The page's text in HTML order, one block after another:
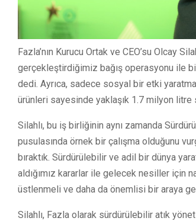
Fazla’nın Kurucu Ortak ve CEO’su Olcay
gerçekleştirdiğimiz bağış operasyonu ile
dedi. Ayrıca, sadece sosyal bir etki
ürünleri sayesinde yaklaşık 1.7 milyon litre
Silahlı, bu iş birliğinin aynı zamanda
pusulasında örnek bir çalışma olduğunu
bıraktık. Sürdürülebilir ve adil bir dünya
aldığımız kararlar ile gelecek nesiller için
üstlenmeli ve daha da önemlisi bir araya
Silahlı, Fazla olarak sürdürülebilir atık